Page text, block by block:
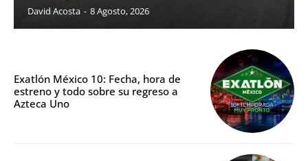
David Acosta - 8 Agosto, 2026
Exatlón México 10: Fecha, hora de
estreno y todo sobre su regreso a
Azteca Uno